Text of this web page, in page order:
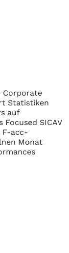
Corporate
Statistiken
auf
Focused SICAV
F-acc-
Monat